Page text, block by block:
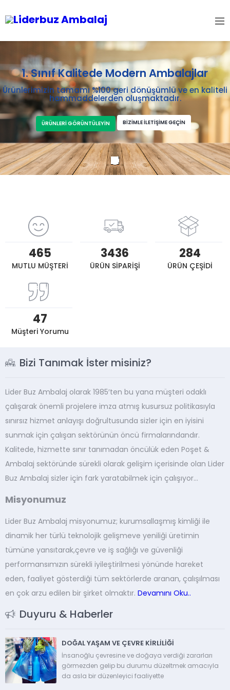
1. Sınıf Kalitede Modern Ambalajlar
Ürünlerimizin tamamı %100 geri dönüşümlü ve en kaliteli
hammaddelerden oluşmaktadır.
ÜRÜNLERİ GÖRÜNTÜLEYİN BİZİMLE İLETİŞİME GEÇİN
465
MUTLU MÜŞTERİ
3436
ÜRÜN SİPARİŞİ
284
ÜRÜN ÇEŞİDİ
47
Müşteri Yorumu
Bizi Tanımak İster misiniz?
Lider Buz Ambalaj olarak 1985′ten bu yana müşteri odaklı
çalışarak önemli projelere imza atmış kusursuz politikasıyla
sınırsız hizmet anlayışı doğrultusunda sizler için en iyisini
sunmak için çalışan sektörünün öncü firmalarındandır.
Kalitede, hizmette sınır tanımadan öncülük eden Poşet &
Ambalaj sektöründe sürekli olarak gelişim içerisinde olan Lider
Buz Ambalaj sizler için fark yaratabilmek için çalışıyor…
Misyonumuz
Lider Buz Ambalaj misyonumuz; kurumsallaşmış kimliği ile
dinamik her türlü teknolojik gelişmeve yeniliği üretimin
tümüne yansıtarak,çevre ve iş sağlığı ve güvenliği
performansımızın sürekli iyileştirilmesi yönünde hareket
eden, faaliyet gösterdiği tüm sektörlerde aranan, çalışılması
en çok arzu edilen bir şirket olmaktır. Devamını Oku..
Duyuru & Haberler
DOĞAL YAŞAM VE ÇEVRE KİRLİLİĞİ
İnsanoğlu çevresine ve doğaya verdiği zararları
görmezden gelip bu durumu düzeltmek amacıyla
da asla bir düzenleyici faaliyette